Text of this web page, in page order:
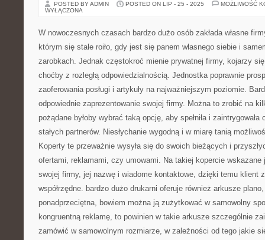
POSTED BY ADMIN POSTED ON LIP - 25 - 2025
MOŻLIWOŚĆ
WYŁĄCZONA
W nowoczesnych czasach bardzo dużo osób zakłada własne
którym się stale roiło, gdy jest się panem własnego siebie i
zarobkach. Jednak częstokroć mienie prywatnej firmy, kojarzy
choćby z rozległą odpowiedzialnością. Jednostka poprawnie
zaoferowania posługi i artykuły na najważniejszym poziomie.
odpowiednie zaprezentowanie swojej firmy. Można to zrobić na
pożądane byłoby wybrać taką opcję, aby spełniła i
stałych partnerów. Niesłychanie wygodną i w miarę tanią
Koperty te przeważnie wysyła się do swoich bieżących i
ofertami, reklamami, czy umowami. Na takiej kopercie wskazane
swojej firmy, jej nazwę i wiadome kontaktowe, dzięki temu klient
współrzędne. bardzo dużo drukarni oferuje również arkusze
ponadprzeciętna, bowiem można ją zużytkować w samowolny
kongruentną reklamę, to powinien w takie arkusze szczególnie
zamówić w samowolnym rozmiarze, w zależności od tego jakie